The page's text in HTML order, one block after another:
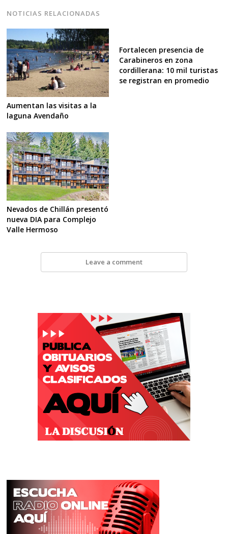
NOTICIAS RELACIONADAS
Aumentan las visitas a la
laguna Avendaño
Fortalecen presencia de
Carabineros en zona
cordillerana: 10 mil turistas
se registran en promedio
Nevados de Chillán presentó
nueva DIA para Complejo
Valle Hermoso
Leave a comment